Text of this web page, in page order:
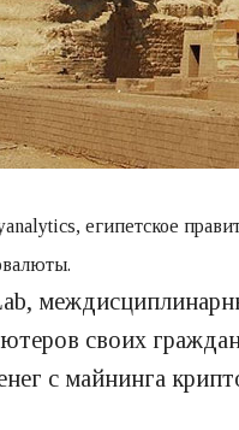
египетское
своих
с майнинга